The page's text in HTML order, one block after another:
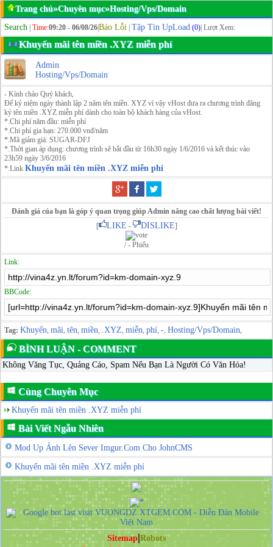
Trang chủ»Chuyên mục»Hosting/Vps/Domain
Search Time:09:20 - 06/08/26Báo Lỗi Tập Tin UpLoad (0) | Lượt Xem:
Khuyến mãi tên miền .XYZ miễn phí
Admin
Hosting/Vps/Domain
- Kính chào Quý khách,
Để kỷ niệm ngày thành lập 2 năm tên miền. XYZ vì vậy vHost đưa ra chương trình đăng
ký tên miền .XYZ miễn phí dành cho toàn bộ khách hàng của vHost.
*.Chi phí năm đầu: miễn phí
*.Chi phí gia hạn: 270.000 vnđ/năm
*.Mã giảm giá: SUGAR-DFJ
*.Thời gian áp dụng: chương trình sẽ bắt đầu từ 16h30 ngày 1/6/2016 và kết thúc vào
23h59 ngày 3/6/2016
*.Link Khuyến mãi tên miền .XYZ miễn phí
Đánh giá của bạn là góp ý quan trọng giúp Admin nâng cao chất lượng bài viết!
[
LIKE - DISLIKE]
/ - Phiếu
Link:
BBCode:
Tag: Khuyến, mãi, tên, miền, .XYZ, miễn, phí, -, Hosting/Vps/Domain,
BÌNH LUẬN - COMMENT
Không Văng Tục, Quảng Cáo, Spam Nếu Bạn Là Người Có Văn Hóa!
Cùng Chuyên Mục
Khuyến mãi tên miền .XYZ miễn phí
Bài Viết Ngẫu Nhiên
Mod Up Ảnh Lên Sever Imgur.Com Cho JohnCMS
Khuyến mãi tên miền .XYZ miễn phí
Sitemap|Robots